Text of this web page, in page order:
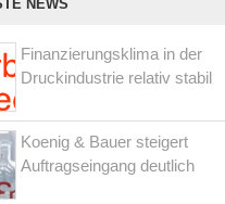
NEWS
Finanzierungsklima in der
Druckindustrie relativ stabil
Koenig & Bauer steigert
Auftragseingang deutlich